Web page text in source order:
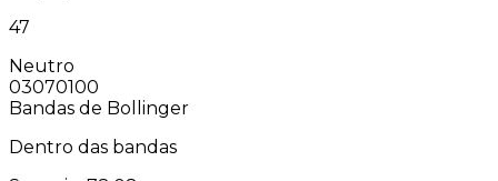
47
Neutro
03070100
Bandas de Bollinger
Dentro das bandas